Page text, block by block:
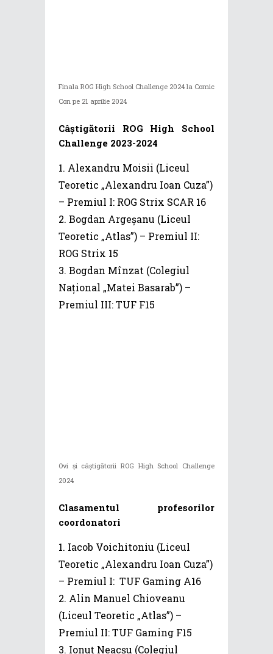
Finala ROG High School Challenge 2024 la Comic
Con pe 21 aprilie 2024
Câștigătorii ROG High School
Challenge 2023-2024
Alexandru Moisii (Liceul
Teoretic „Alexandru Ioan Cuza”)
– Premiul I: ROG Strix SCAR 16
Bogdan Argeșanu (Liceul
Teoretic „Atlas”) – Premiul II:
ROG Strix 15
Bogdan Mînzat (Colegiul
Național „Matei Basarab”) –
Premiul III: TUF F15
Ovi și câștigătorii ROG High School Challenge
2024
Clasamentul profesorilor
coordonatori
Iacob Voichitoniu (Liceul
Teoretic „Alexandru Ioan Cuza”)
– Premiul I: TUF Gaming A16
Alin Manuel Chioveanu
(Liceul Teoretic „Atlas”) –
Premiul II: TUF Gaming F15
Ionuț Neacșu (Colegiul